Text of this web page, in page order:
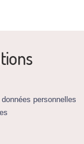
personnelles